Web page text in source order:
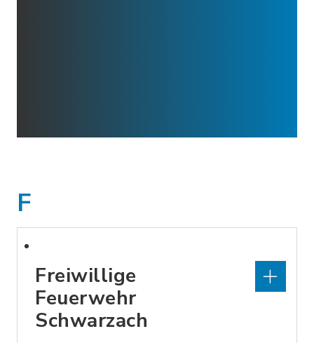
F
Freiwillige
Feuerwehr
Schwarzach